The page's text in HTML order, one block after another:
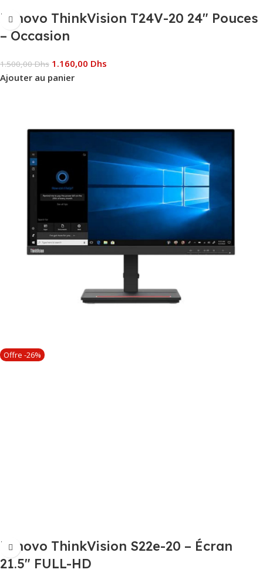
Lenovo ThinkVision T24V-20 24″ Pouces
– Occasion
1.500,00Dhs 1.160,00 Dhs
Ajouter au panier
Offre -26%
Lenovo ThinkVision S22e-20 – Écran
21.5″ FULL-HD